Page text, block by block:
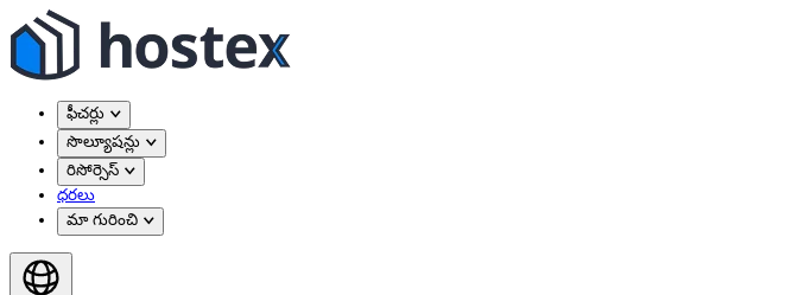
ఫీచర్లు
సొల్యూషన్లు
రిసోర్సెస్
ధరలు
మా గురించి